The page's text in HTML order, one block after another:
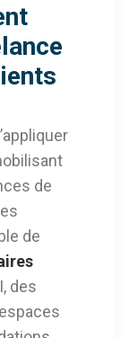
de
de
des